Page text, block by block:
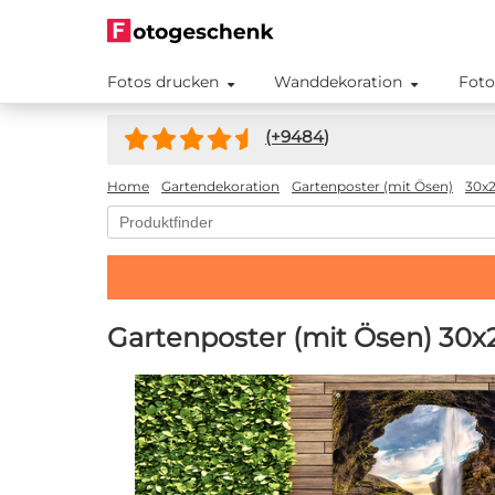
Fotos drucken Wanddekoration
(+9484)
Home Gartendekoration Gartenposter (mit Ösen)
Gartenposter (mit Ösen)